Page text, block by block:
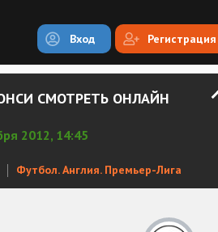
Вход Регистрация
СМОТРЕТЬ ОНЛАЙН
2012, 14:45
Футбол. Англия. Премьер-Лига